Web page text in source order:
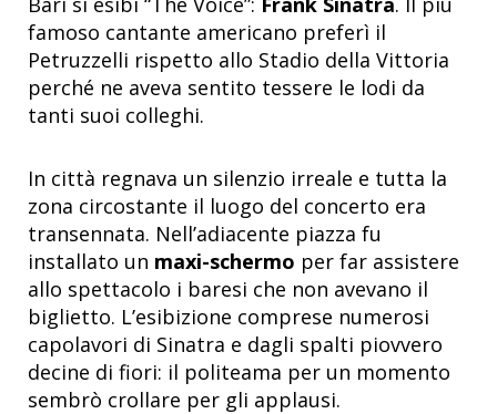
famoso cantante americano preferì il
Petruzzelli rispetto allo Stadio della Vittoria
perché ne aveva sentito tessere le lodi da
tanti suoi colleghi.
In città regnava un silenzio irreale e tutta la
zona circostante il luogo del concerto era
transennata. Nell’adiacente piazza fu
installato un maxi-schermo per far assistere
allo spettacolo i baresi che non avevano il
biglietto. L’esibizione comprese numerosi
capolavori di Sinatra e dagli spalti piovvero
decine di fiori: il politeama per un momento
sembrò crollare per gli applausi.